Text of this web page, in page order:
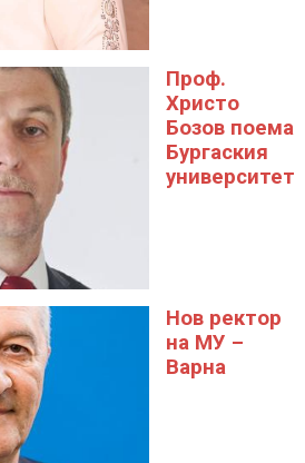
Проф.
Христо
Бозов поема
Бургаския
университет
Нов ректор
на МУ –
Варна